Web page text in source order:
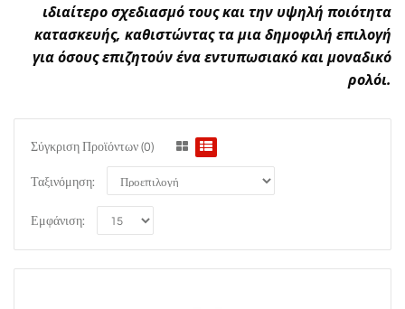
ιδιαίτερο σχεδιασμό τους και την υψηλή ποιότητα
κατασκευής, καθιστώντας τα μια δημοφιλή επιλογή
για όσους επιζητούν ένα εντυπωσιακό και μοναδικό
ρολόι.
Σύγκριση Προϊόντων (0)
Ταξινόμηση:
Εμφάνιση: